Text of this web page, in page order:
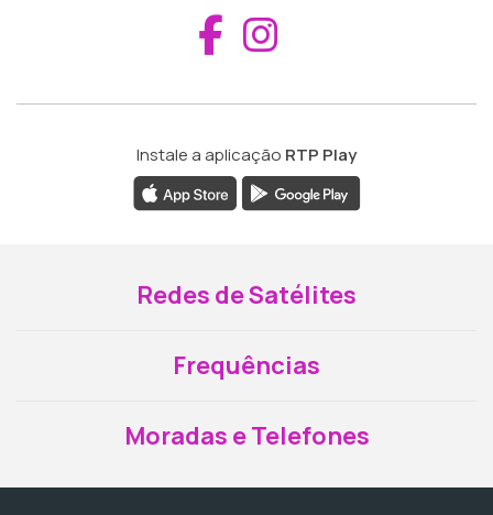
Aceder ao
Instale a aplicação RTP Play
Redes de Satélites
Frequências
Moradas e Telefones